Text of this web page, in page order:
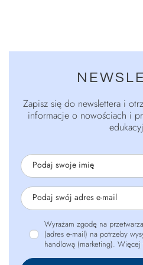
Zapisz się do newslettera i
informacje o nowościach i
Podaj swoje imię
Podaj swój adres e-mail
Wyrażam zgodę na
(adres e-mail) na potrzeby
handlową (marketing). Więcej